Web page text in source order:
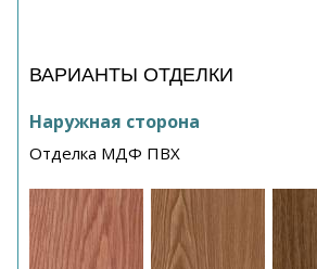
ВАРИАНТЫ ОТДЕЛКИ
Наружная сторона
Отделка МДФ ПВХ